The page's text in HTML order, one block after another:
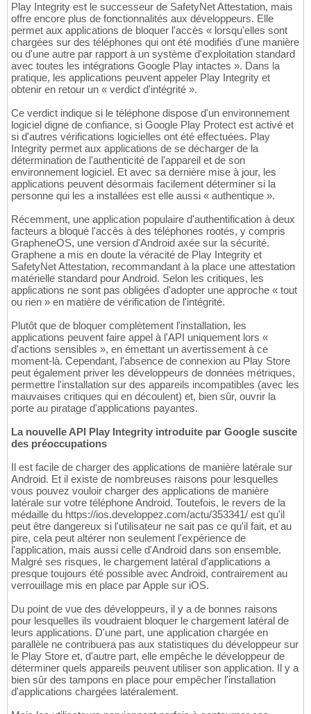
Play Integrity est le successeur de SafetyNet Attestation, mais
offre encore plus de fonctionnalités aux développeurs. Elle
permet aux applications de bloquer l'accès « lorsqu'elles sont
chargées sur des téléphones qui ont été modifiés d'une manière
ou d'une autre par rapport à un système d'exploitation standard
avec toutes les intégrations Google Play intactes ». Dans la
pratique, les applications peuvent appeler Play Integrity et
obtenir en retour un « verdict d'intégrité ».
Ce verdict indique si le téléphone dispose d'un environnement
logiciel digne de confiance, si Google Play Protect est activé et
si d'autres vérifications logicielles ont été effectuées. Play
Integrity permet aux applications de se décharger de la
détermination de l'authenticité de l'appareil et de son
environnement logiciel. Et avec sa dernière mise à jour, les
applications peuvent désormais facilement déterminer si la
personne qui les a installées est elle aussi « authentique ».
Récemment, une application populaire d'authentification à deux
facteurs a bloqué l'accès à des téléphones rootés, y compris
GrapheneOS, une version d'Android axée sur la sécurité.
Graphene a mis en doute la véracité de Play Integrity et
SafetyNet Attestation, recommandant à la place une attestation
matérielle standard pour Android. Selon les critiques, les
applications ne sont pas obligées d'adopter une approche « tout
ou rien » en matière de vérification de l'intégrité.
Plutôt que de bloquer complètement l'installation, les
applications peuvent faire appel à l'API uniquement lors «
d'actions sensibles », en émettant un avertissement à ce
moment-là. Cependant, l'absence de connexion au Play Store
peut également priver les développeurs de données métriques,
permettre l'installation sur des appareils incompatibles (avec les
mauvaises critiques qui en découlent) et, bien sûr, ouvrir la
porte au piratage d'applications payantes.
La nouvelle API Play Integrity introduite par Google suscite
des préoccupations
Il est facile de charger des applications de manière latérale sur
Android. Et il existe de nombreuses raisons pour lesquelles
vous pouvez vouloir charger des applications de manière
latérale sur votre téléphone Android. Toutefois, le revers de la
médaille du https://ios.developpez.com/actu/353341/ est qu'il
peut être dangereux si l'utilisateur ne sait pas ce qu'il fait, et au
pire, cela peut altérer non seulement l'expérience de
l'application, mais aussi celle d'Android dans son ensemble.
Malgré ses risques, le chargement latéral d'applications a
presque toujours été possible avec Android, contrairement au
verrouillage mis en place par Apple sur iOS.
Du point de vue des développeurs, il y a de bonnes raisons
pour lesquelles ils voudraient bloquer le chargement latéral de
leurs applications. D'une part, une application chargée en
parallèle ne contribuera pas aux statistiques du développeur sur
le Play Store et, d'autre part, elle empêche le développeur de
déterminer quels appareils peuvent utiliser son application. Il y a
bien sûr des tampons en place pour empêcher l'installation
d'applications chargées latéralement.